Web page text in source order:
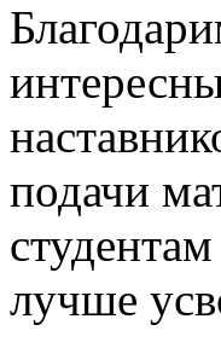
подачи
лучше